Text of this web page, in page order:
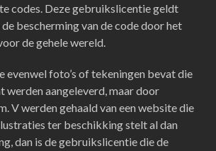
codes. Deze gebruikslicentie geldt
bescherming van de code door het
de gehele wereld.
evenwel foto’s of tekeningen bevat die
werden aangeleverd, maar door
V werden gehaald van een website die
ter beschikking stelt al dan
dan is de gebruikslicentie die de